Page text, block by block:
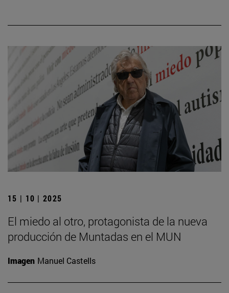
15 | 10 | 2025
El miedo al otro, protagonista de la nueva
producción de Muntadas en el MUN
Imagen Manuel Castells